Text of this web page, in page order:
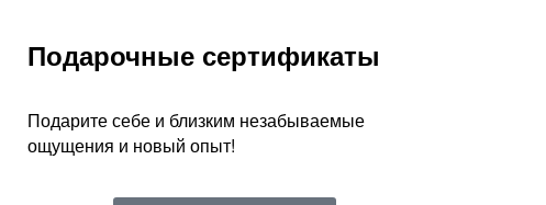
Подарочные сертификаты
Подарите себе и близким незабываемые
ощущения и новый опыт!